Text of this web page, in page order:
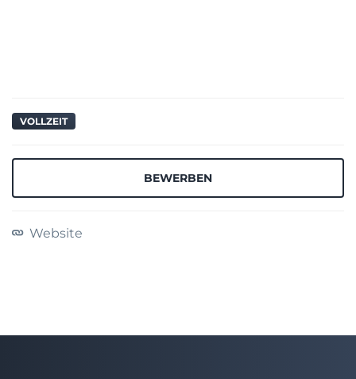
VOLLZEIT
BEWERBEN
Website